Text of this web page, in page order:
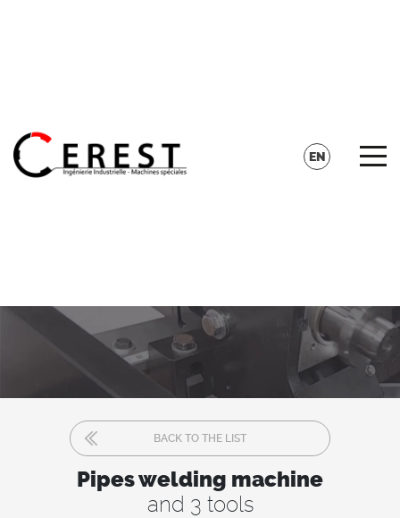
EN
BACK TO THE LIST
Pipes welding machine
and 3 tools